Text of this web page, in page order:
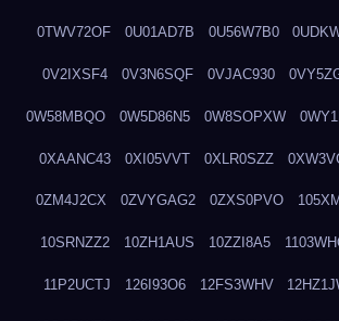
0TWV72OF 0U01AD7B 0U56W7B0
0V2IXSF4 0V3N6SQF 0VJAC930
0W58MBQO 0W5D86N5 0W8SOPXW
0XAANC43 0XI05VVT 0XLR0SZZ
0ZM4J2CX 0ZVYGAG2 0ZXS0PVO
10SRNZZ2 10ZH1AUS 10ZZI8A5
11P2UCTJ 126I93O6 12FS3WHV